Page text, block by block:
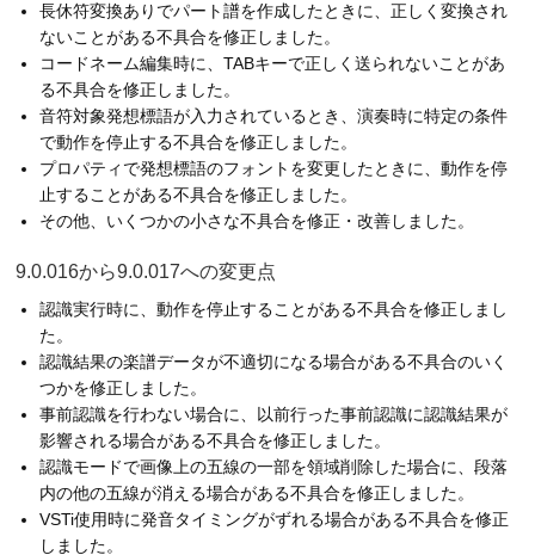
長休符変換ありでパート譜を作成したときに、正しく変換され
ないことがある不具合を修正しました。
コードネーム編集時に、TABキーで正しく送られないことがあ
る不具合を修正しました。
音符対象発想標語が入力されているとき、演奏時に特定の条件
で動作を停止する不具合を修正しました。
プロパティで発想標語のフォントを変更したときに、動作を停
止することがある不具合を修正しました。
その他、いくつかの小さな不具合を修正・改善しました。
9.0.016から9.0.017への変更点
認識実行時に、動作を停止することがある不具合を修正しまし
た。
認識結果の楽譜データが不適切になる場合がある不具合のいく
つかを修正しました。
事前認識を行わない場合に、以前行った事前認識に認識結果が
影響される場合がある不具合を修正しました。
認識モードで画像上の五線の一部を領域削除した場合に、段落
内の他の五線が消える場合がある不具合を修正しました。
VSTi使用時に発音タイミングがずれる場合がある不具合を修正
しました。